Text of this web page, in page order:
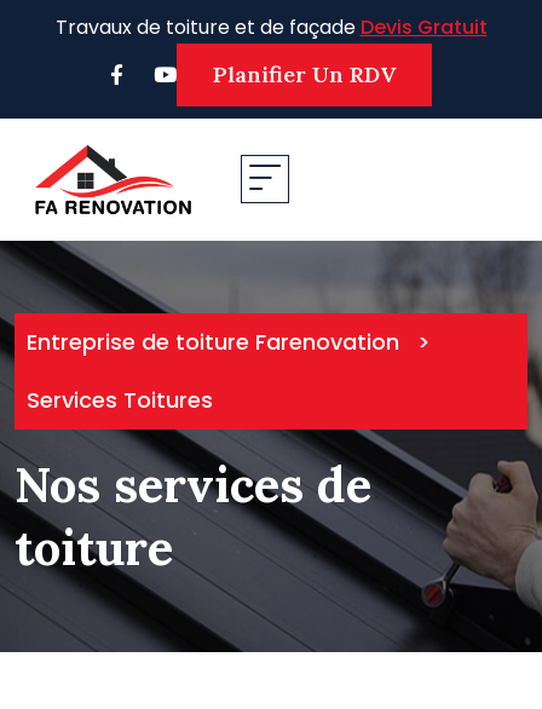
Travaux de toiture et de façade Devis Gratuit
Planifier Un RDV
Entreprise de toiture Farenovation
>
Services Toitures
Nos services de
toiture